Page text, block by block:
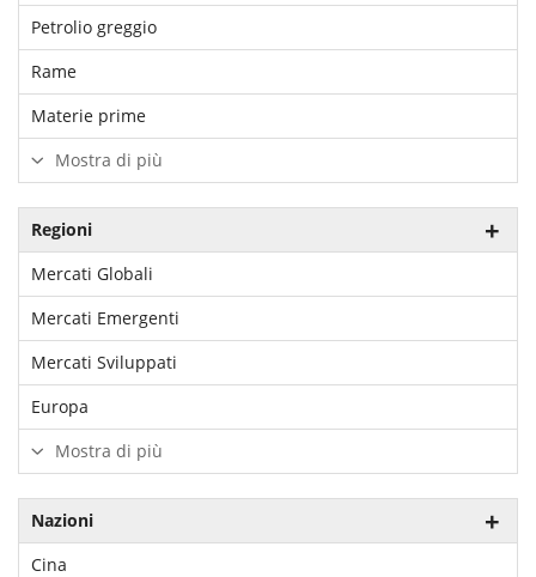
Petrolio greggio
Rame
Materie prime
Mostra di più
Regioni
Mercati Globali
Mercati Emergenti
Mercati Sviluppati
Europa
Mostra di più
Nazioni
Cina